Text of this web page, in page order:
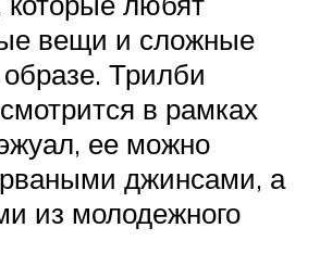
вещи и сложные
Трилби
в рамках
ее можно
рваными джинсами, а
из молодежного